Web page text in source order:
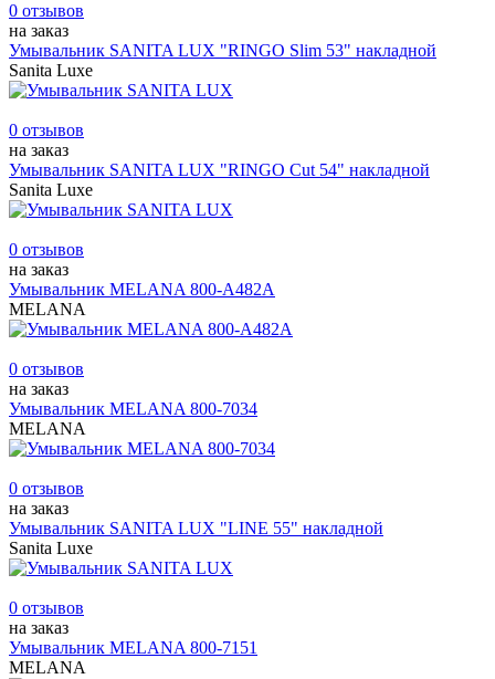
0 отзывов
на заказ
Умывальник SANITA LUX "RINGO Slim 53" накладной
Sanita Luxe
0 отзывов
на заказ
Умывальник SANITA LUX "RINGO Cut 54" накладной
Sanita Luxe
0 отзывов
на заказ
Умывальник MELANA 800-А482А
MELANA
0 отзывов
на заказ
Умывальник MELANA 800-7034
MELANA
0 отзывов
на заказ
Умывальник SANITA LUX "LINE 55" накладной
Sanita Luxe
0 отзывов
на заказ
Умывальник MELANA 800-7151
MELANA